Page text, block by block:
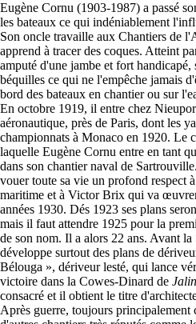
Eugène Cornu (1903-1987) a passé
les bateaux ce qui indéniablement
Son oncle travaille aux Chantiers de
apprend à tracer des coques. Atteint
amputé d'une jambe et fort handicapé,
béquilles ce qui ne l'empêche jamais
bord des bateaux en chantier ou sur
En octobre 1919, il entre chez
aéronautique, près de Paris, dont les
championnats à Monaco en 1920. Le
laquelle Eugène Cornu entre en tant
dans son chantier naval de
vouer toute sa vie un profond respect
maritime et à Victor Brix qui va
années 1930. Dés 1923 ses plans
mais il faut attendre 1925 pour la
de son nom. Il a alors 22 ans. Avant
développe surtout des plans de
Bélouga », dériveur lesté, qui lance
victoire dans la Cowes-Dinard de
consacré et il obtient le titre
Après guerre, toujours principalement